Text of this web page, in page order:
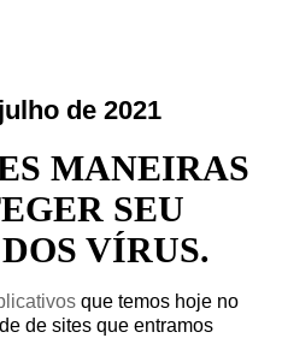
de 2021
MANEIRAS
SEU
VÍRUS.
que temos hoje no
de sites que entramos